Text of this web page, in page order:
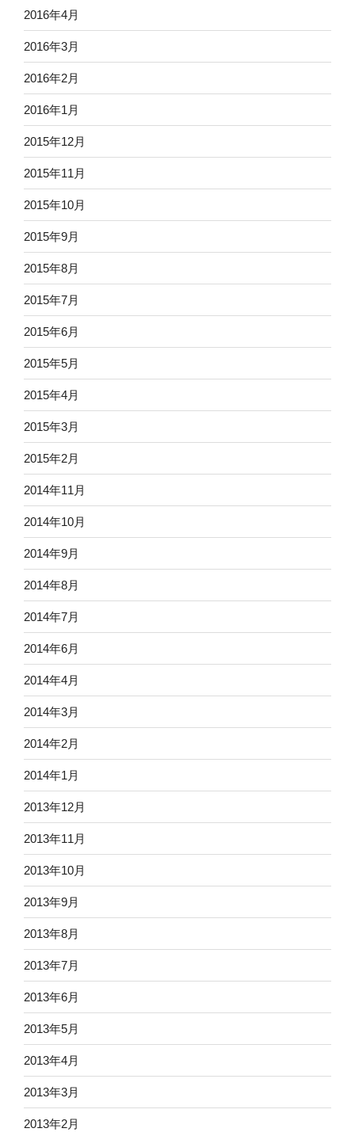
2016年4月
2016年3月
2016年2月
2016年1月
2015年12月
2015年11月
2015年10月
2015年9月
2015年8月
2015年7月
2015年6月
2015年5月
2015年4月
2015年3月
2015年2月
2014年11月
2014年10月
2014年9月
2014年8月
2014年7月
2014年6月
2014年4月
2014年3月
2014年2月
2014年1月
2013年12月
2013年11月
2013年10月
2013年9月
2013年8月
2013年7月
2013年6月
2013年5月
2013年4月
2013年3月
2013年2月